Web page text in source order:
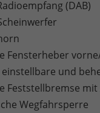
(DAB)
Fensterheber
und
Feststellbremse
Wegfahrsperre